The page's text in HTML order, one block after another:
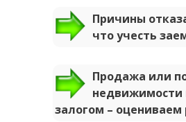
Причины
что учесть
Продажа или
недвижимости
залогом – оцениваем